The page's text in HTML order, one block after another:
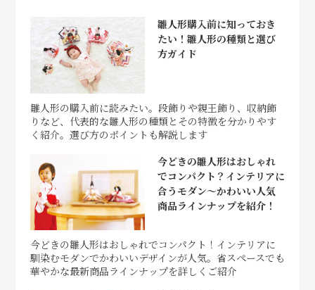
雛人形購入前に知っておき
たい！雛人形の種類と選び
方ガイド
雛人形の購入前に読みたい。段飾りや親王飾り、収納飾
りなど、代表的な雛人形の種類とその特徴を分かりやす
く紹介。選び方のポイントも解説します
今どきの雛人形はおしゃれ
でコンパクト？インテリアに
合うモダン～かわいい人気
商品ラインナップを紹介！
今どきの雛人形はおしゃれでコンパクト！インテリアに
馴染むモダンでかわいいデザインが人気。省スペースでも
華やかな最新商品ラインナップを詳しくご紹介